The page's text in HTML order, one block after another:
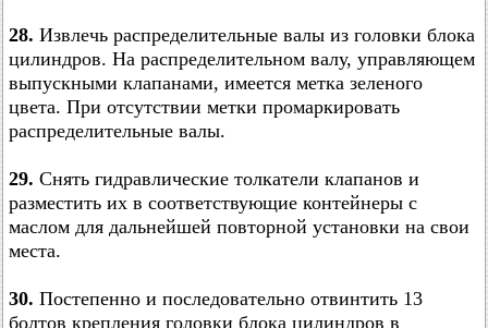
28. Извлечь распределительные валы из головки блока
цилиндров. На распределительном валу, управляющем
выпускными клапанами, имеется метка зеленого
цвета. При отсутствии метки промаркировать
распределительные валы.
29. Снять гидравлические толкатели клапанов и
разместить их в соответствующие контейнеры с
маслом для дальнейшей повторной установки на свои
места.
30. Постепенно и последовательно отвинтить 13
болтов крепления головки блока цилиндров в